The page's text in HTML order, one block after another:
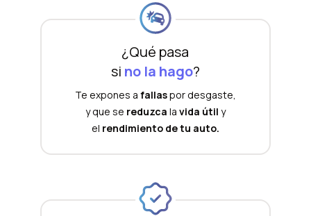
¿Qué pasa
si no la hago?
Te expones a fallaspor desgaste,
y que se reduzca la vida útil y
el rendimiento de tu auto.